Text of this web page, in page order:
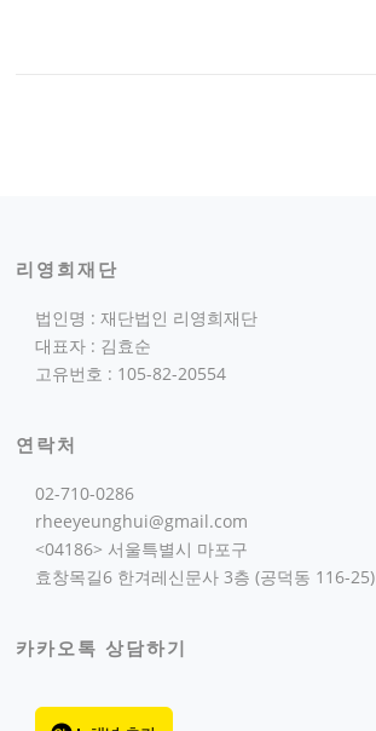
리영희재단
법인명 : 재단법인 리영희재단
대표자 : 김효순
고유번호 : 105-82-20554
연락처
02-710-0286
rheeyeunghui@gmail.com
<04186> 서울특별시 마포구
효창목길6 한겨레신문사 3층 (공덕동 116-25)
카카오톡 상담하기